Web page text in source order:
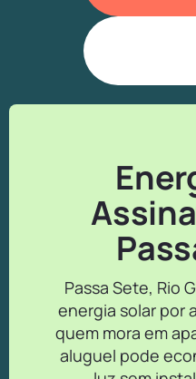
Passa Sete, Rio
energia solar por
quem mora em
aluguel pode